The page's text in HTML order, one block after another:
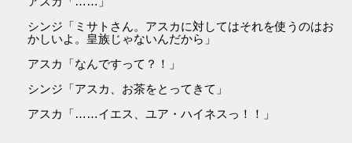
シンジ「ミサトさん。アスカに対してはそれを使うのはお
かしいよ。皇族じゃないんだから」
アスカ「なんですって？！」
シンジ「アスカ、お茶をとってきて」
アスカ「……イエス、ユア・ハイネスっ！！」